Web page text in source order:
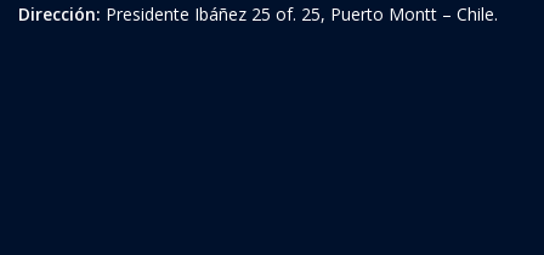
Dirección: Presidente Ibáñez 25 of. 25, Puerto Montt – Chile.